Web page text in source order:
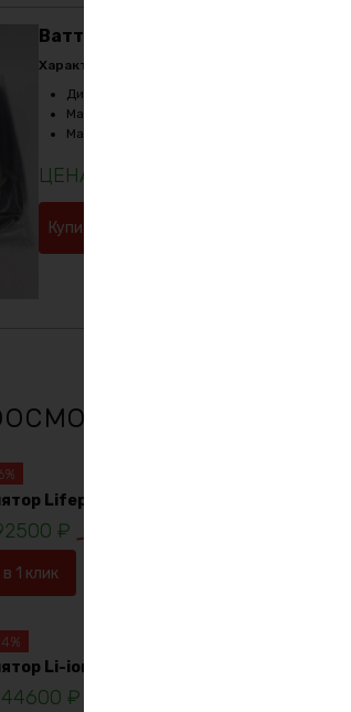
Ваттметр ТК15 50А
Характеристики:
Диапазон силы тока
Максимальный ток заряда
Максимальный ток разряда
Купить в 1 клик
товары
Lifepo4 12в 230ач
₽
1 клик
Li-ion 36в 120ач
₽